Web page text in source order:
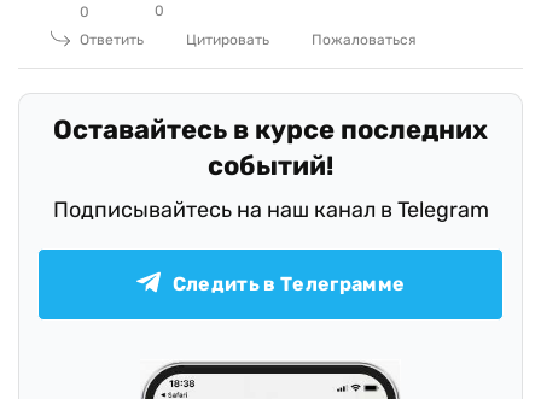
0
0
Ответить
Цитировать Пожаловаться
Оставайтесь в курсе последних
Следить в Телеграмме